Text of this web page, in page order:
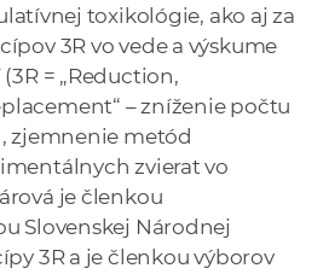
toxikológie, ako aj za
3R vo vede a výskume
= „Reduction,
– zníženie počtu
zjemnenie metód
zvierat vo
je členkou
Slovenskej Národnej
3R a je členkou výborov